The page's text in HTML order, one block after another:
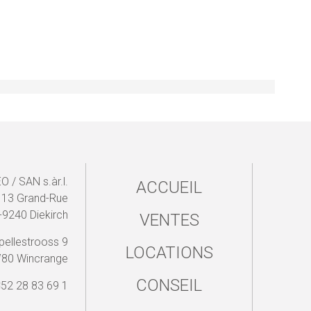
/ SAN s.àr.l.
13 Grand-Rue
9240 Diekirch
9
Wincrange
28 83 69 1
ACCUEIL
VENTES
LOCATIONS
CONSEIL